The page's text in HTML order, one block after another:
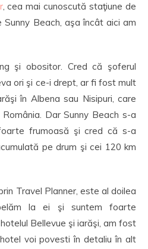
, cea mai cunoscută staţiune de
Beach, aşa încât aici am
şi obositor. Cred că şoferul
ori şi ce-i drept, ar fi fost mult
în Albena sau Nisipuri, care
Dar Sunny Beach s-a
frumoasă şi cred că s-a
pe drum şi cei 120 km
Travel Planner, este al doilea
la ei şi suntem foarte
Bellevue şi iarăşi, am fost
voi povesti în detaliu în alt